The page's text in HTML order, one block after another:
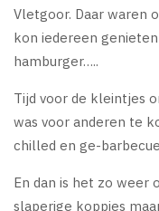
Vletgoor. Daar waren
kon iedereen
hamburger…..
Tijd voor de kleintjes
was voor anderen te
chilled en ge-
En dan is het zo weer
slaperige koppies